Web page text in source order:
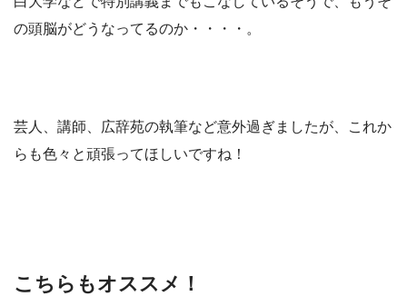
の頭脳がどうなってるのか・・・・。
芸人、講師、広辞苑の執筆など意外過ぎましたが、これか
らも色々と頑張ってほしいですね！
こちらもオススメ！